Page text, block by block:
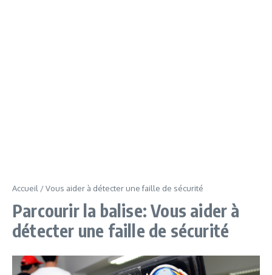
Accueil /Vous aider à détecter une faille de sécurité
Parcourir la balise: Vous aider à
détecter une faille de sécurité